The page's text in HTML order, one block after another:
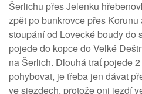
Šerlichu přes Jelenku
zpět po bunkrovce přes
stoupání od Lovecké boudy do
pojede do kopce do Velké
na Šerlich. Dlouhá trať pojede
pohybovat, je třeba jen dávat
ve sjezdech, protože oni jezdí